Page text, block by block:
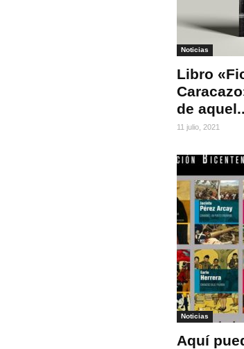
Noticias
Libro
de
11 julio, 2021
Noticias
Aquí